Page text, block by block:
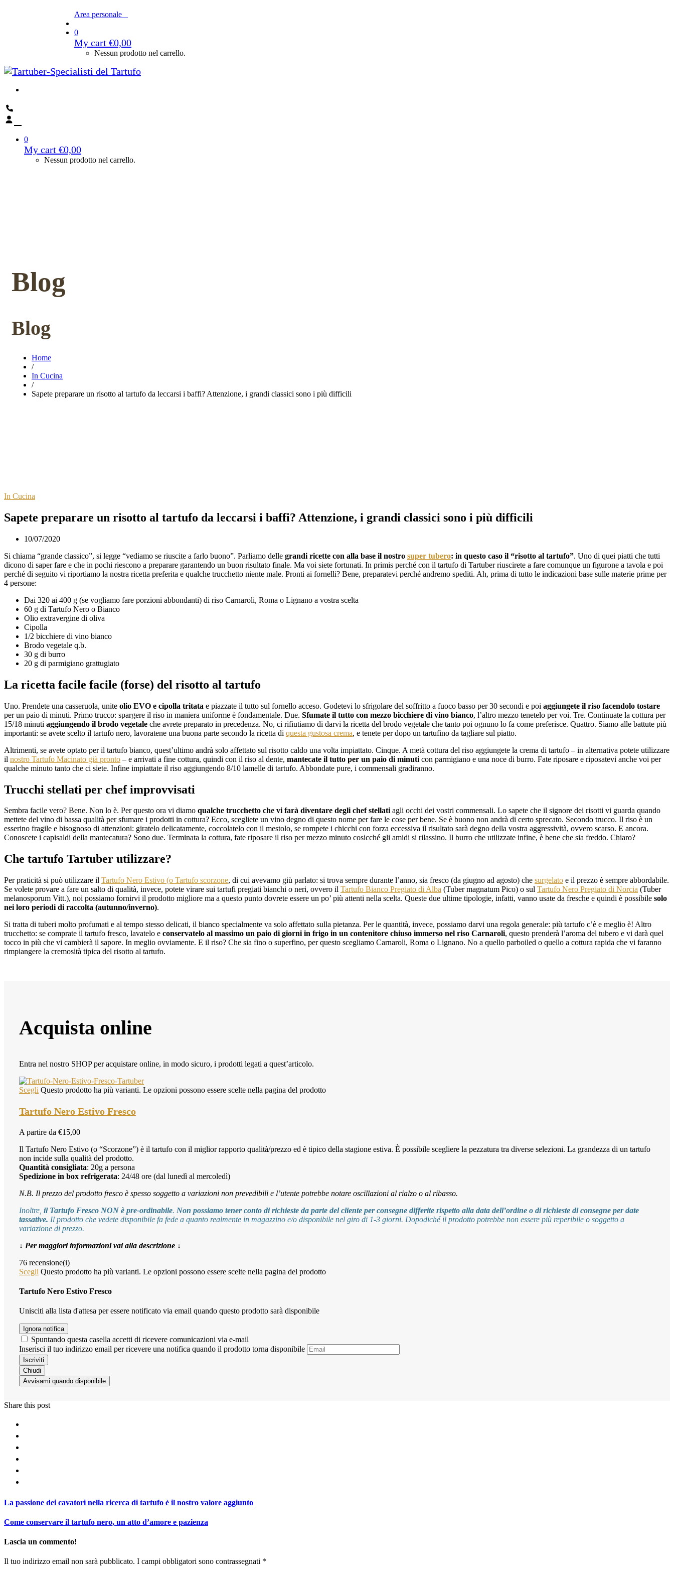
Area personale
0
My cart €0,00
Nessun prodotto nel carrello.
0
My cart €0,00
Nessun prodotto nel carrello.
Blog
Blog
Home
/
In Cucina
/
Sapete preparare un risotto al tartufo da leccarsi i baffi? Attenzione, i grandi classici sono i più difficili
In Cucina
Sapete preparare un risotto al tartufo da leccarsi i baffi? Attenzione, i grandi classici sono i più difficili
10/07/2020
Si chiama “grande classico”, si legge “vediamo se riuscite a farlo buono”. Parliamo delle grandi ricette con alla base il nostro super tubero: in questo caso il “risotto al tartufo”. Uno di quei piatti che tutti
dicono di saper fare e che in pochi riescono a preparare garantendo un buon risultato finale. Ma voi siete fortunati. In primis perché con il tartufo di Tartuber riuscirete a fare comunque un figurone a tavola e poi
perché di seguito vi riportiamo la nostra ricetta preferita e qualche trucchetto niente male. Pronti ai fornelli? Bene, preparatevi perché andremo spediti. Ah, prima di tutto le indicazioni base sulle materie prime per
4 persone:
Dai 320 ai 400 g (se vogliamo fare porzioni abbondanti) di riso Carnaroli, Roma o Lignano a vostra scelta
60 g di Tartufo Nero o Bianco
Olio extravergine di oliva
Cipolla
1/2 bicchiere di vino bianco
Brodo vegetale q.b.
30 g di burro
20 g di parmigiano grattugiato
La ricetta facile facile (forse) del risotto al tartufo
Uno. Prendete una casseruola, unite olio EVO e cipolla tritata e piazzate il tutto sul fornello acceso. Godetevi lo sfrigolare del soffritto a fuoco basso per 30 secondi e poi aggiungete il riso facendolo tostare
per un paio di minuti. Primo trucco: spargere il riso in maniera uniforme è fondamentale. Due. Sfumate il tutto con mezzo bicchiere di vino bianco, l’altro mezzo tenetelo per voi. Tre. Continuate la cottura per
15/18 minuti aggiungendo il brodo vegetale che avrete preparato in precedenza. No, ci rifiutiamo di darvi la ricetta del brodo vegetale che tanto poi ognuno lo fa come preferisce. Quattro. Siamo alle battute più
importanti: se avete scelto il tartufo nero, lavoratene una buona parte secondo la ricetta di questa gustosa crema, e tenete per dopo un tartufino da tagliare sul piatto.
Altrimenti, se avete optato per il tartufo bianco, quest’ultimo andrà solo affettato sul risotto caldo una volta impiattato. Cinque. A metà cottura del riso aggiungete la crema di tartufo – in alternativa potete utilizzare
il nostro Tartufo Macinato già pronto – e arrivati a fine cottura, quindi con il riso al dente, mantecate il tutto per un paio di minuti con parmigiano e una noce di burro. Fate riposare e riposatevi anche voi per
qualche minuto tanto che ci siete. Infine impiattate il riso aggiungendo 8/10 lamelle di tartufo. Abbondate pure, i commensali gradiranno.
Trucchi stellati per chef improvvisati
Sembra facile vero? Bene. Non lo è. Per questo ora vi diamo qualche trucchetto che vi farà diventare degli chef stellatiagli occhi dei vostri commensali. Lo sapete che il signore dei risotti vi guarda quando
mettete del vino di bassa qualità per sfumare i prodotti in cottura? Ecco, scegliete un vino degno di questo nome per fare le cose per bene. Se è buono non andrà di certo sprecato. Secondo trucco. Il riso è un
esserino fragile e bisognoso di attenzioni: giratelo delicatamente, coccolatelo con il mestolo, se rompete i chicchi con forza eccessiva il risultato sarà degno della vostra aggressività, ovvero scarso. E ancora.
Conoscete i capisaldi della mantecatura? Sono due. Terminata la cottura, fate riposare il riso per mezzo minuto cosicché gli amidi si rilassino. Il burro che utilizzate infine, è bene che sia freddo. Chiaro?
Che tartufo Tartuber utilizzare?
Per praticità si può utilizzare il Tartufo Nero Estivo (o Tartufo scorzone, di cui avevamo giù parlato: si trova sempre durante l’anno, sia fresco (da giugno ad agosto) che surgelato e il prezzo è sempre abbordabile.
Se volete provare a fare un salto di qualità, invece, potete virare sui tartufi pregiati bianchi o neri, ovvero il Tartufo Bianco Pregiato di Alba (Tuber magnatum Pico) o sul Tartufo Nero Pregiato di Norcia (Tuber
melanosporum Vitt.), noi possiamo fornirvi il prodotto migliore ma a questo punto dovrete essere un po’ più attenti nella scelta. Queste due ultime tipologie, infatti, vanno usate da fresche e quindi è possibile solo
nei loro periodi di raccolta (autunno/inverno).
Si tratta di tuberi molto profumati e al tempo stesso delicati, il bianco specialmente va solo affettato sulla pietanza. Per le quantità, invece, possiamo darvi una regola generale: più tartufo c’è e meglio è! Altro
trucchetto: se comprate il tartufo fresco, lavatelo e conservatelo al massimo un paio di giorni in frigo in un contenitore chiuso immerso nel riso Carnaroli, questo prenderà l’aroma del tubero e vi darà quel
tocco in più che vi cambierà il sapore. In meglio ovviamente. E il riso? Che sia fino o superfino, per questo scegliamo Carnaroli, Roma o Lignano. No a quello parboiled o quello a cottura rapida che vi faranno
rimpiangere la cremosità tipica del risotto al tartufo.
Acquista online
Entra nel nostro SHOP per acquistare online, in modo sicuro, i prodotti legati a quest’articolo.
Scegli Questo prodotto ha più varianti. Le opzioni possono essere scelte nella pagina del prodotto
Tartufo Nero Estivo Fresco
A partire da €15,00
Il Tartufo Nero Estivo (o “Scorzone”) è il tartufo con il miglior rapporto qualità/prezzo ed è tipico della stagione estiva. È possibile scegliere la pezzatura tra diverse selezioni. La grandezza di un tartufo
non incide sulla qualità del prodotto.
Quantità consigliata: 20g a persona
Spedizione in box refrigerata: 24/48 ore (dal lunedì al mercoledì)
N.B. Il prezzo del prodotto fresco è spesso soggetto a variazioni non prevedibili e l’utente potrebbe notare oscillazioni al rialzo o al ribasso.
Inoltre, il Tartufo Fresco NON è pre-ordinabile. Non possiamo tener conto di richieste da parte del cliente per consegne differite rispetto alla data dell’ordine o di richieste di consegne per date
tassative. Il prodotto che vedete disponibile fa fede a quanto realmente in magazzino e/o disponibile nel giro di 1-3 giorni. Dopodiché il prodotto potrebbe non essere più reperibile o soggetto a
variazione di prezzo.
↓ Per maggiori informazioni vai alla descrizione ↓
76 recensione(i)
Scegli Questo prodotto ha più varianti. Le opzioni possono essere scelte nella pagina del prodotto
Tartufo Nero Estivo Fresco
Unisciti alla lista d'attesa per essere notificato via email quando questo prodotto sarà disponibile
Ignora notifica
Spuntando questa casella accetti di ricevere comunicazioni via e-mail
Inserisci il tuo indirizzo email per ricevere una notifica quando il prodotto torna disponibile
Iscriviti
Chiudi
Avvisami quando disponibile
Share this post
La passione dei cavatori nella ricerca di tartufo è il nostro valore aggiunto
Come conservare il tartufo nero, un atto d’amore e pazienza
Lascia un commento!
Il tuo indirizzo email non sarà pubblicato. I campi obbligatori sono contrassegnati *